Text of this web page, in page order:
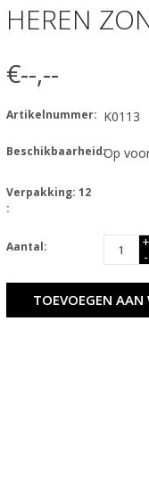
HEREN
€--,--
Artikelnummer: K0113
Beschikbaarheid:Op
Verpakking: 12
:
Aantal:
+
-
TOEVOEGEN AAN